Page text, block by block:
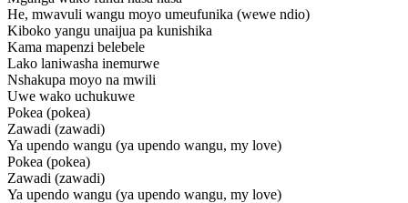
He, mwavuli wangu moyo umeufunika (wewe ndio)
Kiboko yangu unaijua pa kunishika
Kama mapenzi belebele
Lako laniwasha inemurwe
Nshakupa moyo na mwili
Uwe wako uchukuwe
Pokea (pokea)
Zawadi (zawadi)
Ya upendo wangu (ya upendo wangu, my love)
Pokea (pokea)
Zawadi (zawadi)
Ya upendo wangu (ya upendo wangu, my love)